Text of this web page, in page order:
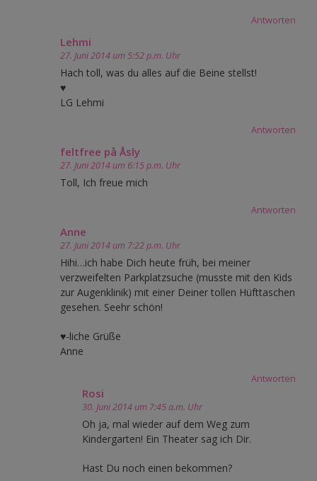
Antworten
Lehmi
27. Juni 2014 um 5:52 p.m. Uhr
Hach toll, was du alles auf die Beine stellst!
♥
LG Lehmi
Antworten
feltfree på Åsly
27. Juni 2014 um 6:15 p.m. Uhr
Toll, Ich freue mich
Antworten
Anne
27. Juni 2014 um 7:22 p.m. Uhr
Hihi…ich habe Dich heute früh, bei meiner
verzweifelten Parkplatzsuche (musste mit den Kids
zur Augenklinik) mit einer Deiner tollen Hüfttaschen
gesehen. Seehr schön!
♥-liche Grüße
Anne
Antworten
Rosi
30. Juni 2014 um 7:45 a.m. Uhr
Oh ja, mal wieder auf dem Weg zum
Kindergarten! Ein Theater sag ich Dir.
Hast Du noch einen bekommen?